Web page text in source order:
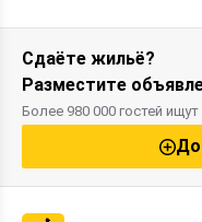
Сдаёте жильё?
Разместите
Более 980 000 гостей